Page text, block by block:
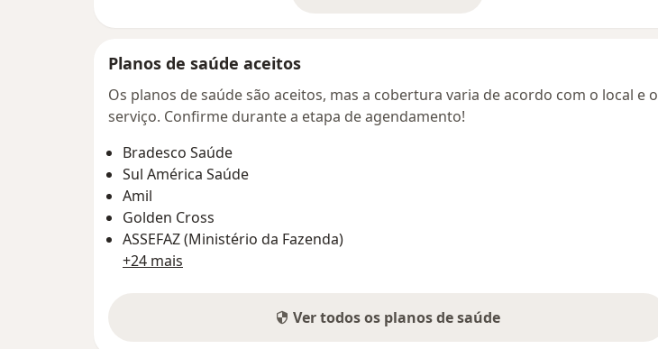
Planos de saúde aceitos
Os planos de saúde são aceitos, mas a cobertura varia de acordo com o local e o
serviço. Confirme durante a etapa de agendamento!
Bradesco Saúde
Sul América Saúde
Amil
Golden Cross
ASSEFAZ (Ministério da Fazenda)
+24 mais
Ver todos os planos de saúde